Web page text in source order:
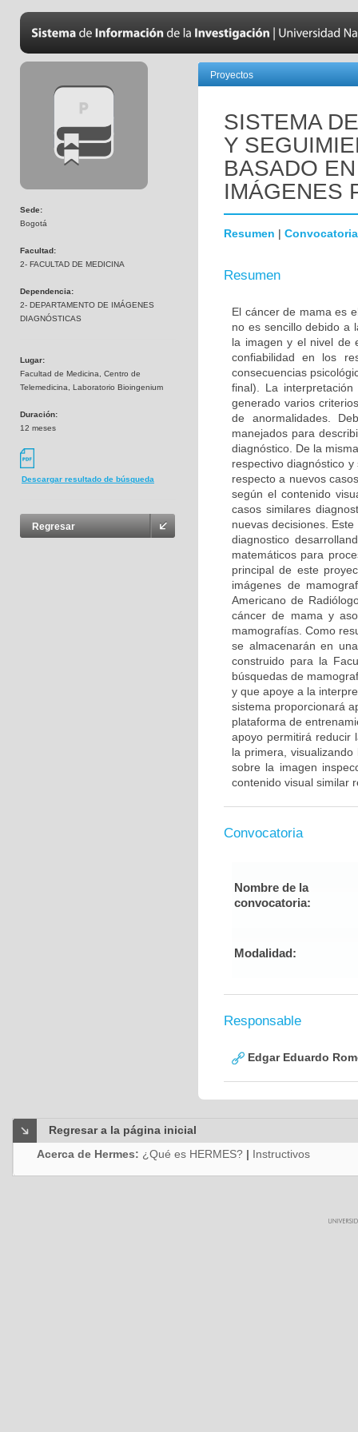
Sede:
Bogotá
Facultad:
2- FACULTAD DE MEDICINA
Dependencia:
2- DEPARTAMENTO DE IMÁGENES
DIAGNÓSTICAS
Lugar:
Facultad de Medicina, Centro de
Telemedicina, Laboratorio Bioingenium
Duración:
12 meses
Descargar resultado de búsqueda
Regresar
Proyectos
SISTEMA
Y
BASADO
IMÁGENES
Resumen | Convocatoria
Resumen
El cáncer de mama es
no es sencillo debido a
la imagen y el nivel de
confiabilidad en los
consecuencias
final). La
generado varios
de anormalidades.
manejados para
diagnóstico. De la
respectivo diagnóstico
respecto a nuevos
según el contenido
casos similares
nuevas decisiones.
diagnostico
matemáticos para
principal de este
imágenes de
Americano de
cáncer de mama y
mamografías. Como
se almacenarán en
construido para la
búsquedas de
y que apoye a la
sistema proporcionará
plataforma de
apoyo permitirá reducir
la primera,
sobre la imagen
contenido visual similar
Convocatoria
Nombre de la
convocatoria:
Modalidad:
Responsable
Edgar Eduardo
Regresar a la página inicial
Acerca de Hermes: ¿Qué es HERMES? | Instructivos